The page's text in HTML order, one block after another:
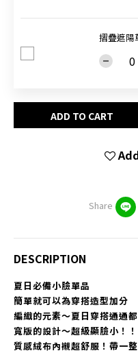
摺疊遮陽
ADD TO CART
Share
DESCRIPTION
夏日必備小臉單品
簡單就可以為穿搭造型加分
編織的元素～夏日穿搭通通都
寬版的設計～超級顯臉小！！
質感絨布內襯超舒服！帶一